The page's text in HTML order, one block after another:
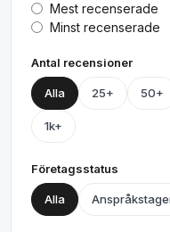
Mest recenserade
Minst recenserade
Antal recensioner
Alla 25+ 50+
1k+
Företagsstatus
Alla